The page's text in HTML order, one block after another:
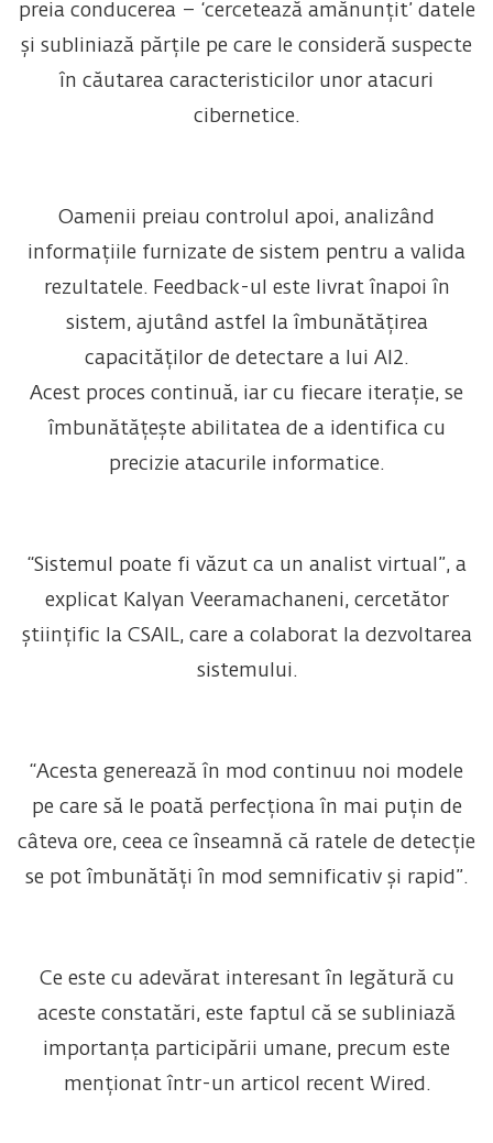
preia conducerea – ‘cercetează amănunțit’ datele
și subliniază părțile pe care le consideră suspecte
în căutarea caracteristicilor unor atacuri
cibernetice.
Oamenii preiau controlul apoi, analizând
informațiile furnizate de sistem pentru a valida
rezultatele. Feedback-ul este livrat înapoi în
sistem, ajutând astfel la îmbunătățirea
capacităților de detectare a lui AI2.
Acest proces continuă, iar cu fiecare iterație, se
îmbunătățește abilitatea de a identifica cu
precizie atacurile informatice.
“Sistemul poate fi văzut ca un analist virtual”, a
explicat Kalyan Veeramachaneni, cercetător
științific la CSAIL, care a colaborat la dezvoltarea
sistemului.
“Acesta generează în mod continuu noi modele
pe care să le poată perfecționa în mai puțin de
câteva ore, ceea ce înseamnă că ratele de detecție
se pot îmbunătăți în mod semnificativ și rapid”.
Ce este cu adevărat interesant în legătură cu
aceste constatări, este faptul că se subliniază
importanța participării umane, precum este
menționat într-un articol recent Wired.